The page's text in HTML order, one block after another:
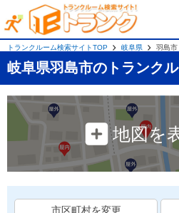
トランクルーム検索サイトTOP 岐阜県 羽島市
岐阜県羽島市のトランク
地図を
市区町村を変更